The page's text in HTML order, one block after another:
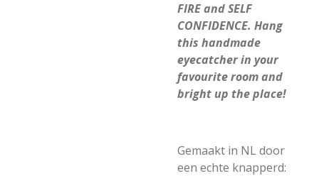
FIRE and SELF
CONFIDENCE. Hang
this handmade
eyecatcher in your
favourite room and
bright up the place!
Gemaakt in NL door
een echte knapperd: